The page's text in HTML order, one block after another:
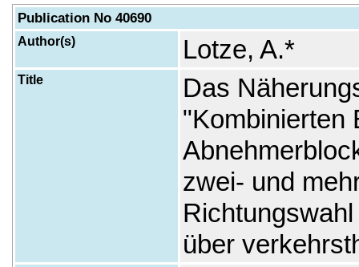
Publication No 40690
Author(s) Lotze, A.*
Title
Das
"Kombinierten
zwei- und
über